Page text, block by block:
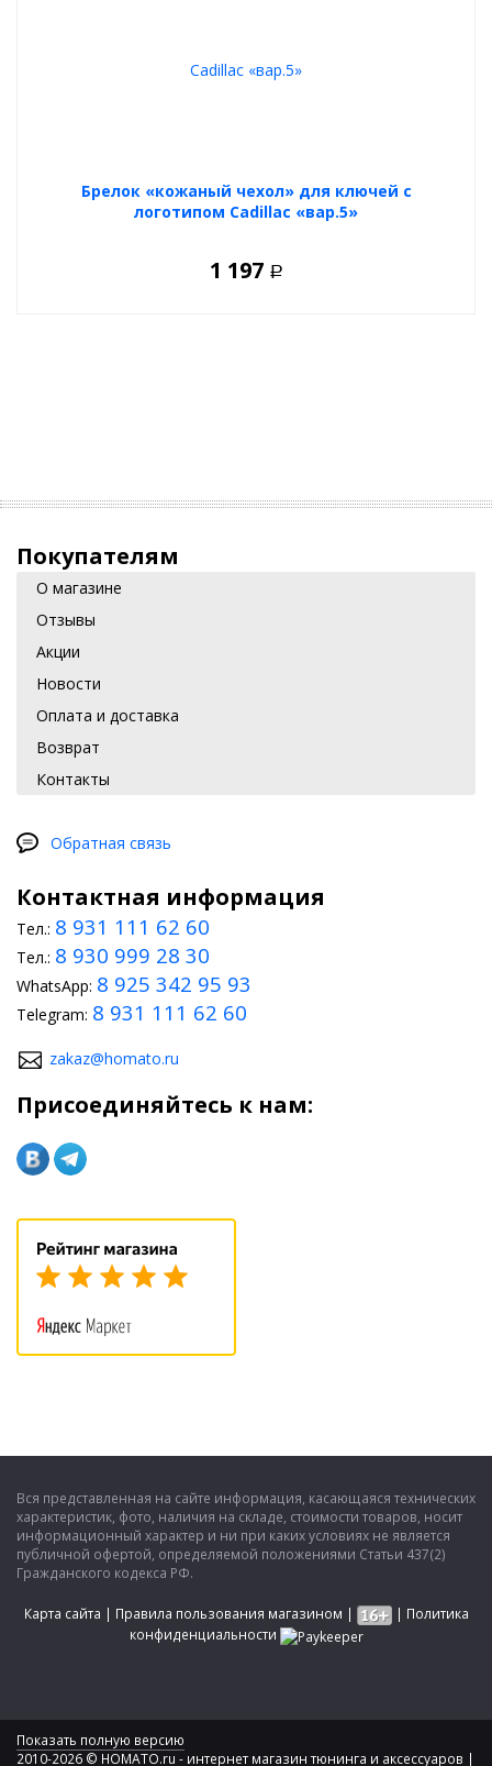
Брелок «кожаный чехол» для ключей с
логотипом Cadillac «вар.5»
1 197 Р
Покупателям
О магазине
Отзывы
Акции
Новости
Оплата и доставка
Возврат
Контакты
Обратная связь
Контактная информация
Тел.: 8 931 111 62 60
Тел.: 8 930 999 28 30
WhatsApp: 8 925 342 95 93
Telegram: 8 931 111 62 60
zakaz@homato.ru
Присоединяйтесь к нам:
Вся представленная на сайте информация, касающаяся технических
характеристик, фото, наличия на складе, стоимости товаров, носит
информационный характер и ни при каких условиях не является
публичной офертой, определяемой положениями Статьи 437(2)
Гражданского кодекса РФ.
Карта сайта Правила пользования магазином
Политика
конфиденциальности
Показать полную версию
2010-2026 © HOMATO.ru - интернет магазин тюнинга и аксессуаров |